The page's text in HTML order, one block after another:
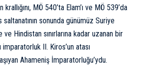
krallığını, MÖ 540’ta Elam’ı ve MÖ 539’da
sonunda günümüz Suriye
ve Hindistan sınırlarına kadar uzanan bir
II. Kiros’un atası
Ahameniş İmparatorluğu’ydu.